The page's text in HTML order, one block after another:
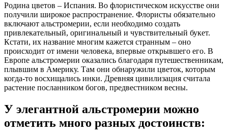
Родина цветов – Испания. Во флористическом искусстве они
получили широкое распространение. Флористы обязательно
включают альстромерии, если необходимо создать
привлекательный, оригинальный и чувствительный букет.
Кстати, их название многим кажется странным – оно
происходит от имени человека, впервые открывшего его. В
Европе альстромерии оказались благодаря путешественникам,
плывшим в Америку. Там они обнаружили цветок, которым
когда-то восхищались инки. Древняя цивилизация считала
растение посланником богов, предвестником весны.
У элегантной альстромерии можно
отметить много разных достоинств: